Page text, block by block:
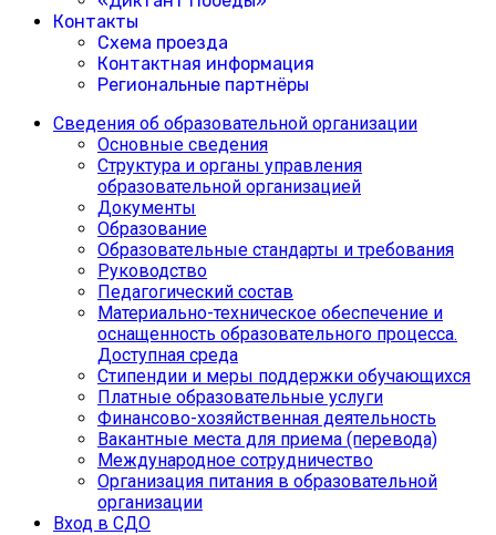
Контакты
Схема проезда
Контактная информация
Региональные партнёры
Сведения об образовательной организации
Основные сведения
Структура и органы управления
образовательной организацией
Документы
Образование
Образовательные стандарты и требования
Руководство
Педагогический состав
Материально-техническое обеспечение и
оснащенность образовательного процесса.
Доступная среда
Cтипендии и меры поддержки обучающихся
Платные образовательные услуги
Финансово-хозяйственная деятельность
Вакантные места для приема (перевода)
Международное сотрудничество
Организация питания в образовательной
организации
Вход в СДО